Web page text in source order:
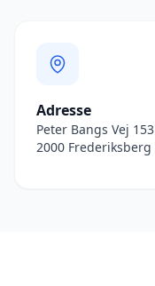
Adresse
Peter Bangs Vej 153
2000 Frederiksberg